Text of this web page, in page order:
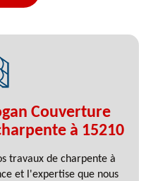
Couverture
à 15210
travaux de charpente à
et l'expertise que nous